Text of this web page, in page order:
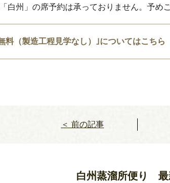
白州」の席予約は承っておりません。予めご
料（製造工程見学なし）｣についてはこちら
＜ 前の記事
白州蒸溜所便り 最